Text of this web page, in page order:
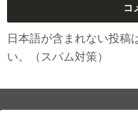
日本語が含まれない投稿
い。（スパム対策）